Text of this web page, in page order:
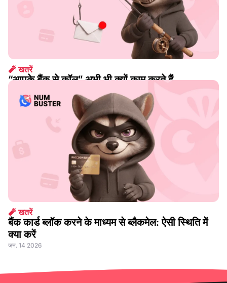
🧨 खतरें
“आपके बैंक से कॉल” अभी भी क्यों काम करते हैं
🧨 खतरें
बैंक कार्ड ब्लॉक करने के माध्यम से ब्लैकमेल: ऐसी स्थिति में
क्या करें
जन. 14 2026